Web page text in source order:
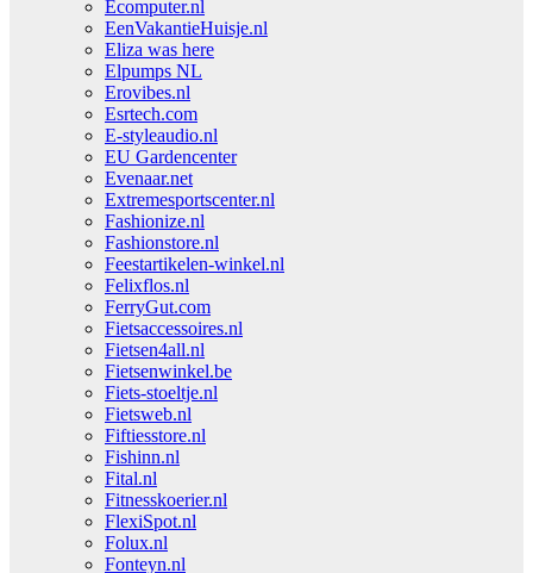
Ecomputer.nl
EenVakantieHuisje.nl
Eliza was here
Elpumps NL
Erovibes.nl
Esrtech.com
E-styleaudio.nl
EU Gardencenter
Evenaar.net
Extremesportscenter.nl
Fashionize.nl
Fashionstore.nl
Feestartikelen-winkel.nl
Felixflos.nl
FerryGut.com
Fietsaccessoires.nl
Fietsen4all.nl
Fietsenwinkel.be
Fiets-stoeltje.nl
Fietsweb.nl
Fiftiesstore.nl
Fishinn.nl
Fital.nl
Fitnesskoerier.nl
FlexiSpot.nl
Folux.nl
Fonteyn.nl